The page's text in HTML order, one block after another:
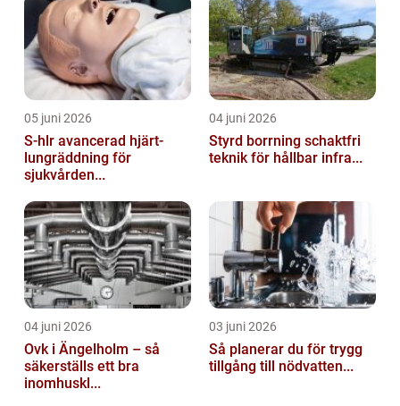
05 juni 2026
S-hlr avancerad hjärt-
lungräddning för
sjukvården...
04 juni 2026
Styrd borrning schaktfri
teknik för hållbar infra...
04 juni 2026
Ovk i Ängelholm – så
säkerställs ett bra
inomhuskl...
03 juni 2026
Så planerar du för trygg
tillgång till nödvatten...